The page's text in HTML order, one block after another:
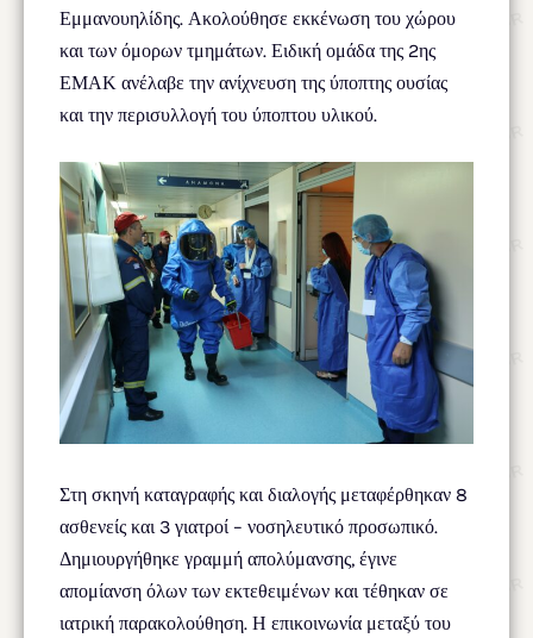
Εμμανουηλίδης. Ακολούθησε εκκένωση του χώρου
και των όμορων τμημάτων. Ειδική ομάδα της 2ης
ΕΜΑΚ ανέλαβε την ανίχνευση της ύποπτης ουσίας
και την περισυλλογή του ύποπτου υλικού.
Στη σκηνή καταγραφής και διαλογής μεταφέρθηκαν 8
ασθενείς και 3 γιατροί – νοσηλευτικό προσωπικό.
Δημιουργήθηκε γραμμή απολύμανσης, έγινε
απομίανση όλων των εκτεθειμένων και τέθηκαν σε
ιατρική παρακολούθηση. Η επικοινωνία μεταξύ του